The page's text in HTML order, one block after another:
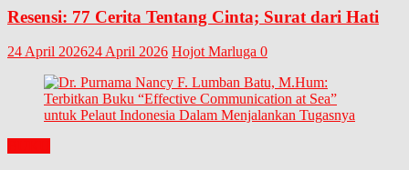
Resensi: 77 Cerita Tentang Cinta; Surat dari Hati
24 April 202624 April 2026 Hojot Marluga 0